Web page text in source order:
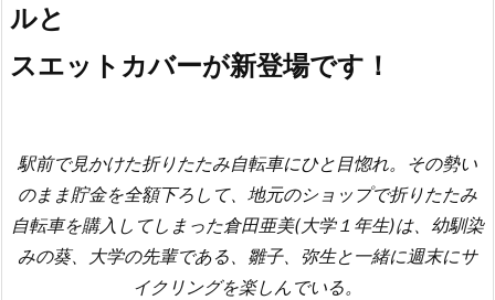
ルと
スエットカバーが新登場です！
駅前で見かけた折りたたみ自転車にひと目惚れ。その勢い
のまま貯金を全額下ろして、地元のショップで折りたたみ
自転車を購入してしまった倉田亜美(大学１年生)は、幼馴染
みの葵、大学の先輩である、雛子、弥生と一緒に週末にサ
イクリングを楽しんでいる。